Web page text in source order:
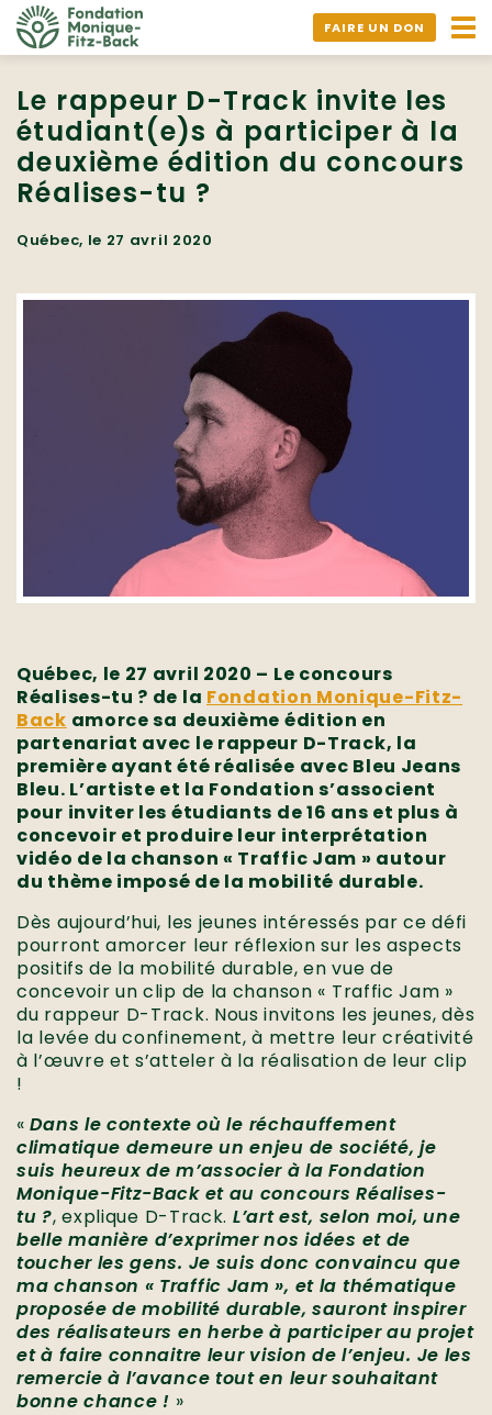
FAIRE UN DON
Le rappeur D-Track invite les
étudiant(e)s à participer à la
deuxième édition du concours
Réalises-tu ?
Québec, le 27 avril 2020
Québec, le 27 avril 2020 – Le concours
Réalises-tu ? de la Fondation Monique-Fitz-
Back amorce sa deuxième édition en
partenariat avec le rappeur D-Track, la
première ayant été réalisée avec Bleu Jeans
Bleu. L’artiste et la Fondation s’associent
pour inviter les étudiants de 16 ans et plus à
concevoir et produire leur interprétation
vidéo de la chanson « Traffic Jam » autour
du thème imposé de la mobilité durable.
Dès aujourd’hui, les jeunes intéressés par ce défi
pourront amorcer leur réflexion sur les aspects
positifs de la mobilité durable, en vue de
concevoir un clip de la chanson « Traffic Jam »
du rappeur D-Track. Nous invitons les jeunes, dès
la levée du confinement, à mettre leur créativité
à l’œuvre et s’atteler à la réalisation de leur clip
!
«Dans le contexte où le réchauffement
climatique demeure un enjeu de société, je
suis heureux de m’associer à la Fondation
Monique-Fitz-Back et au concours Réalises-
tu ?, explique D-Track. L’art est, selon moi, une
belle manière d’exprimer nos idées et de
toucher les gens. Je suis donc convaincu que
ma chanson « Traffic Jam », et la thématique
proposée de mobilité durable, sauront inspirer
des réalisateurs en herbe à participer au projet
et à faire connaitre leur vision de l’enjeu. Je les
remercie à l’avance tout en leur souhaitant
bonne chance ! »